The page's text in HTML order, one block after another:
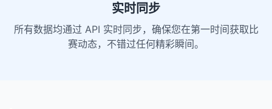
实时同步
所有数据均通过 API 实时同步，确保您在第一时间获取比
赛动态，不错过任何精彩瞬间。